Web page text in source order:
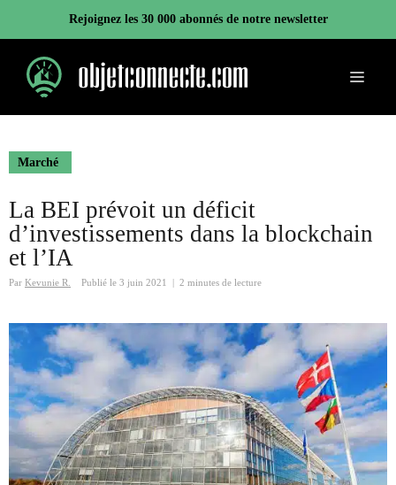
contenu
Rejoignez les 30 000 abonnés de notre newsletter
Menu
Marché
La BEI prévoit un déficit
d’investissements dans la blockchain
et l’IA
Par Kevunie R. Publié le 3 juin 2021 2 minutes de lecture